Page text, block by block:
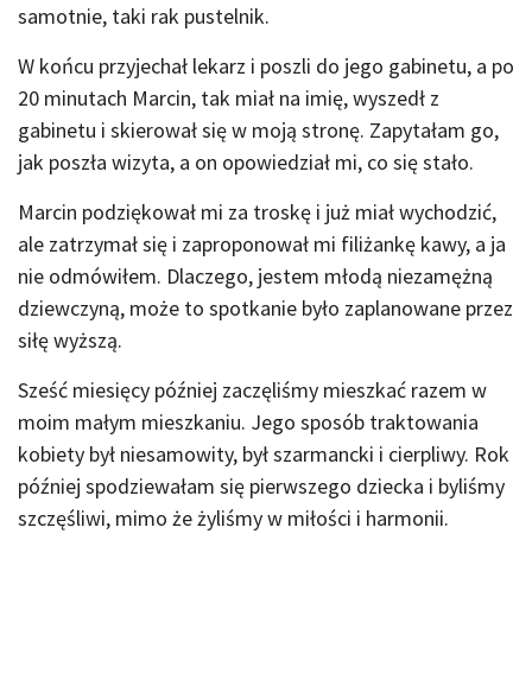
samotnie, taki rak pustelnik.
W końcu przyjechał lekarz i poszli do jego gabinetu, a po
20 minutach Marcin, tak miał na imię, wyszedł z
gabinetu i skierował się w moją stronę. Zapytałam go,
jak poszła wizyta, a on opowiedział mi, co się stało.
Marcin podziękował mi za troskę i już miał wychodzić,
ale zatrzymał się i zaproponował mi filiżankę kawy, a ja
nie odmówiłem. Dlaczego, jestem młodą niezamężną
dziewczyną, może to spotkanie było zaplanowane przez
siłę wyższą.
Sześć miesięcy później zaczęliśmy mieszkać razem w
moim małym mieszkaniu. Jego sposób traktowania
kobiety był niesamowity, był szarmancki i cierpliwy. Rok
później spodziewałam się pierwszego dziecka i byliśmy
szczęśliwi, mimo że żyliśmy w miłości i harmonii.